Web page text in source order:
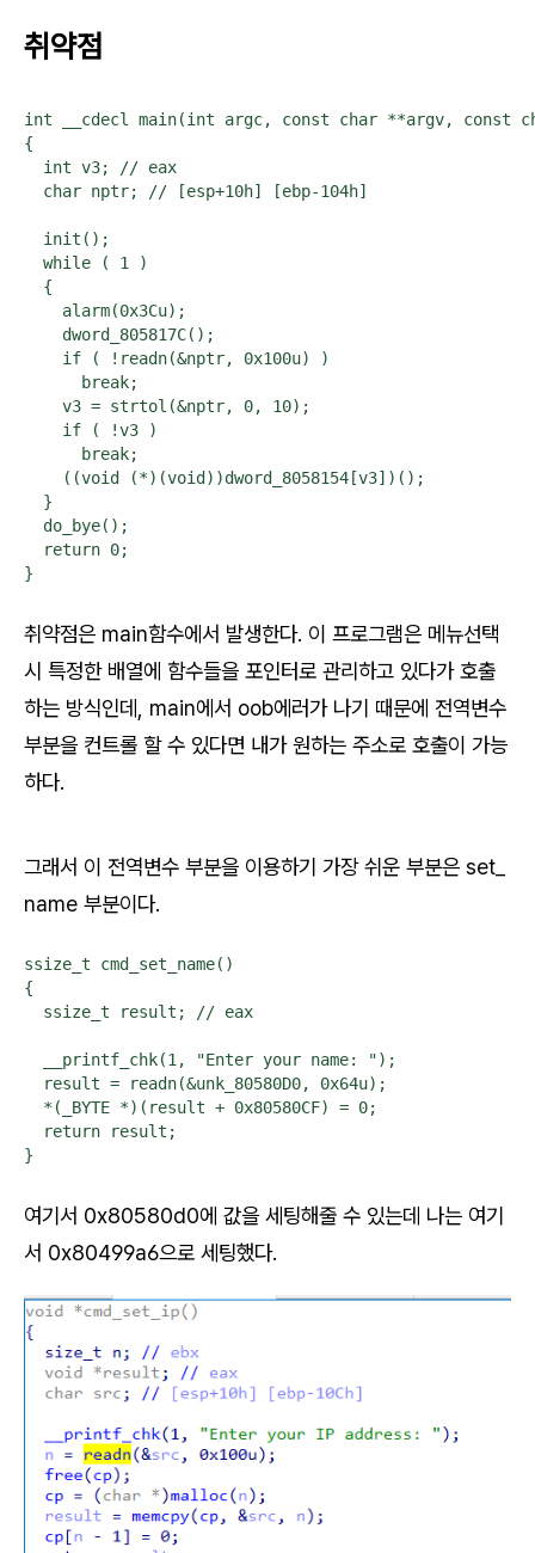
취약점
int __cdecl main(int argc, const char **argv, const
{
  int v3; // eax
  char nptr; // [esp+10h] [ebp-104h]
  init();
  while ( 1 )
  {
    alarm(0x3Cu);
    dword_805817C();
    if ( !readn(&nptr, 0x100u) )
      break;
    v3 = strtol(&nptr, 0, 10);
    if ( !v3 )
      break;
    ((void (*)(void))dword_8058154[v3])();
  }
  do_bye();
  return 0;
}
취약점은 main함수에서 발생한다. 이 프로그램은 메뉴선택
시 특정한 배열에 함수들을 포인터로 관리하고 있다가 호출
하는 방식인데, main에서 oob에러가 나기 때문에 전역변수
부분을 컨트롤 할 수 있다면 내가 원하는 주소로 호출이 가능
하다.
그래서 이 전역변수 부분을 이용하기 가장 쉬운 부분은 set_
name 부분이다.
ssize_t cmd_set_name()
{
  ssize_t result; // eax
  __printf_chk(1, "Enter your name: ");
  result = readn(&unk_80580D0, 0x64u);
  *(_BYTE *)(result + 0x80580CF) = 0;
  return result;
}
여기서 0x80580d0에 값을 세팅해줄 수 있는데 나는 여기
서 0x80499a6으로 세팅했다.